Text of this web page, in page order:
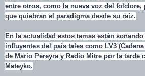
entre otros, como la nueva voz del
que quiebran el paradigma desde su raíz.
En la actualidad estos temas están
influyentes del país tales como LV3
de Mario Pereyra y Radio Mitre por la tarde
Mateyko.